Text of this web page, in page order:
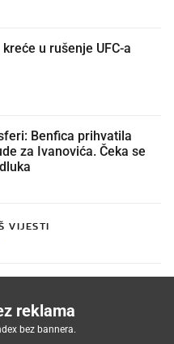
u rušenje UFC-a
Benfica prihvatila
za Ivanovića. Čeka se
VIJESTI
reklama
bez bannera.